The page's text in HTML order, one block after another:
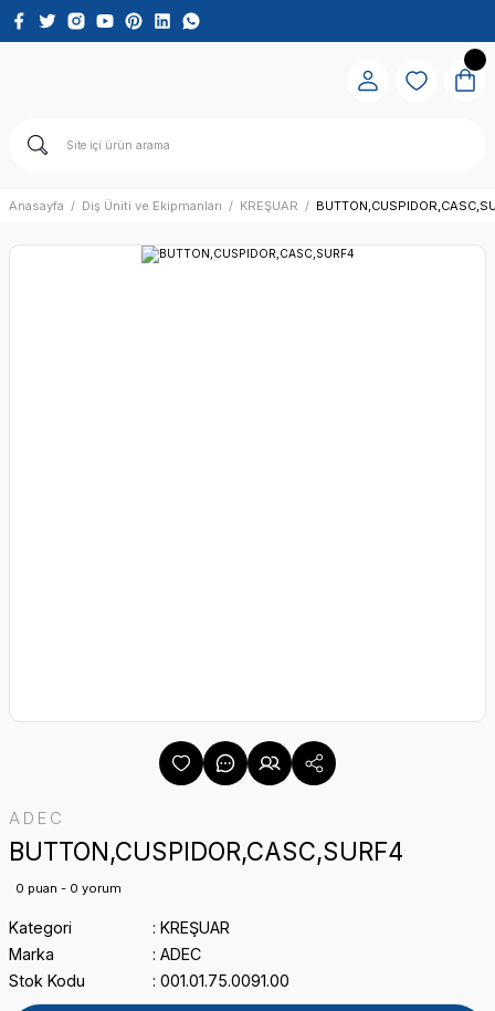
Anasayfa Diş Üniti ve Ekipmanları KREŞUAR
ADEC
BUTTON,CUSPIDOR,CASC,SURF4
0 puan - 0 yorum
Kategori
KREŞUAR
Marka
ADEC
Stok Kodu
001.01.75.0091.00